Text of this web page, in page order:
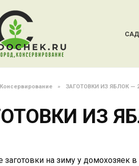
Консервирование » ЗАГОТОВКИ ИЗ ЯБЛОК —
ИЗ
заготовки на зиму у домохозяек